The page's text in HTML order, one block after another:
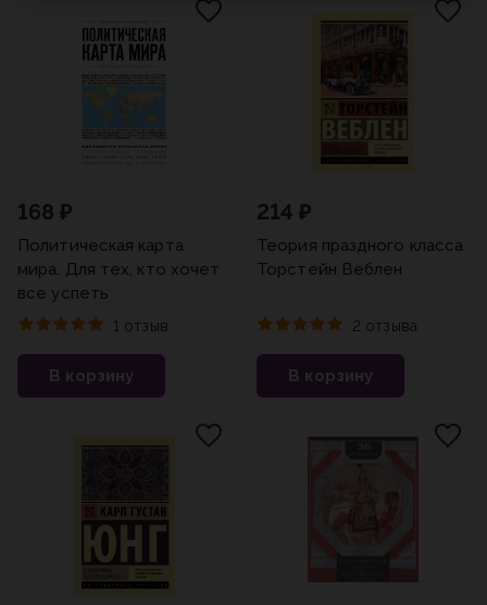
168 ₽
Политическая карта
мира. Для тех, кто хочет
все успеть
1 отзыв
В корзину
214 ₽
Теория праздного класса
Торстейн Веблен
2 отзыва
В корзину